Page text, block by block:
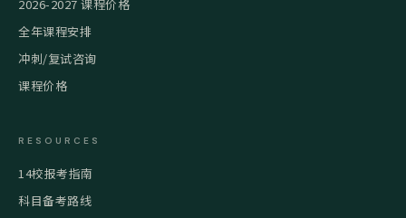
2026-2027 课程价格
全年课程安排
冲刺/复试咨询
课程价格
RESOURCES
14校报考指南
科目备考路线